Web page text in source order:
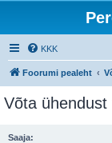
KKK
Foorumi pealeht
Võta
Saaja: